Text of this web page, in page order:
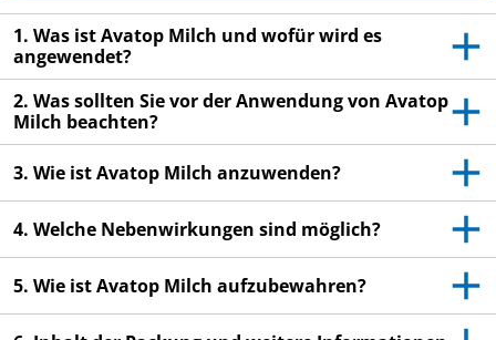
- Dieses Arzneimittel wurde Ihnen persönlich
verschrieben. Geben Sie es nicht an Dritte weiter. Es
kann anderen Menschen schaden, auch wenn diese
die gleichen Beschwerden haben wie Sie.
- Wenn Sie Nebenwirkungen bemerken, wenden Sie
Nebenwirkungen, die nicht in dieser Packungsbeilage
1. Was ist Avatop Milch und wofür wird es
angewendet?
2. Was sollten Sie vor der Anwendung von Avatop
Milch beachten?
3. Wie ist Avatop Milch anzuwenden?
4. Welche Nebenwirkungen sind möglich?
5. Wie ist Avatop Milch aufzubewahren?